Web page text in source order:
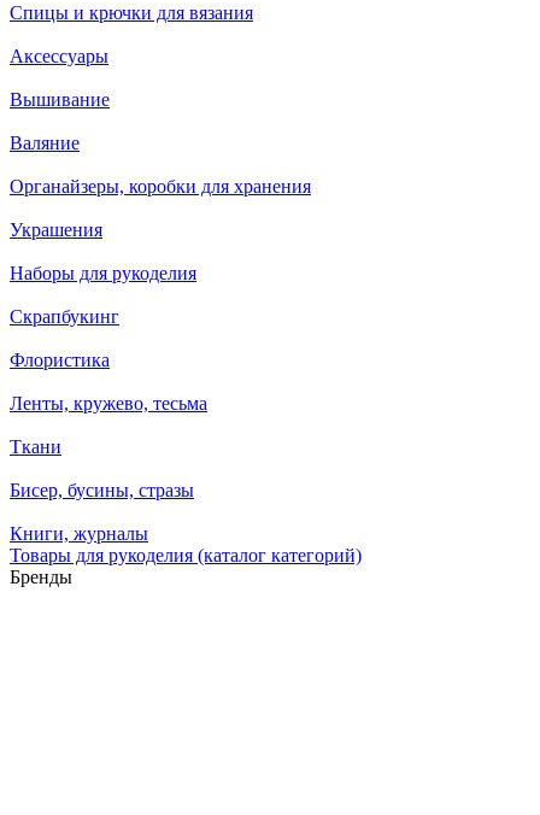
Спицы и крючки для вязания
Аксессуары
Вышивание
Валяние
Органайзеры, коробки для хранения
Украшения
Наборы для рукоделия
Скрапбукинг
Флористика
Ленты, кружево, тесьма
Ткани
Бисер, бусины, стразы
Книги, журналы
Товары для рукоделия (каталог категорий)
Бренды